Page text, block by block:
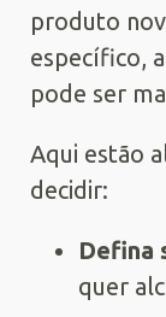
produto
específico,
pode ser
Aqui estão
decidir:
Defina
quer